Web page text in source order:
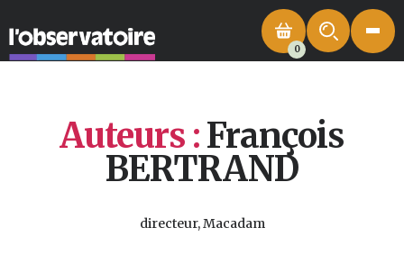
0
Auteurs :François
BERTRAND
directeur, Macadam